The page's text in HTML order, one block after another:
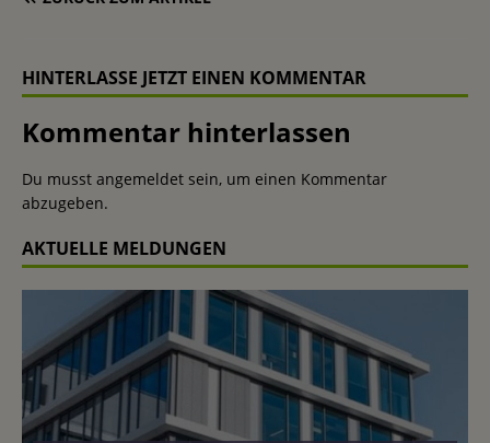
HINTERLASSE JETZT EINEN KOMMENTAR
Kommentar hinterlassen
Du musst angemeldet sein, um einen Kommentar
abzugeben.
AKTUELLE MELDUNGEN